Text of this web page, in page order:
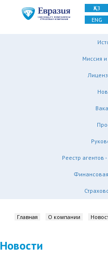
ҚАЗ
ENG
Миссия и
Реестр агентов
Главная О компании
Новости